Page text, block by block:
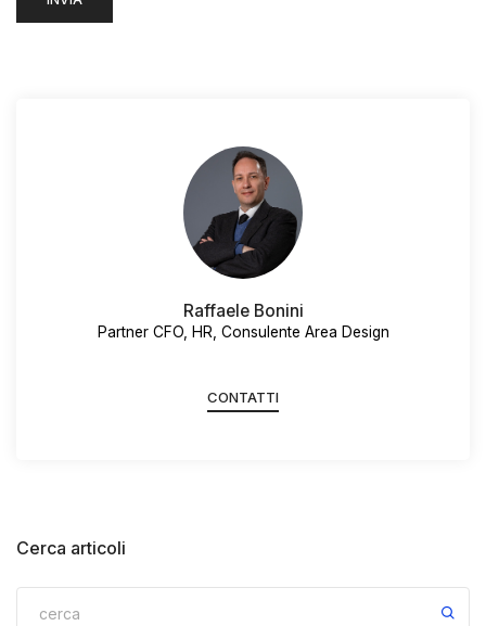
Raffaele Bonini
Partner CFO, HR, Consulente Area Design
CONTATTI
Cerca articoli